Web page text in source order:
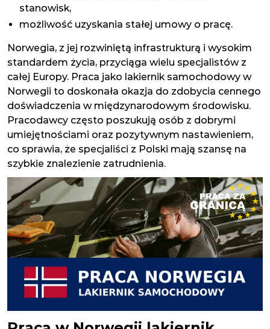
stanowisk,
możliwość uzyskania stałej umowy o pracę.
Norwegia, z jej rozwiniętą infrastrukturą i wysokim
standardem życia, przyciąga wielu specjalistów z
całej Europy. Praca jako lakiernik samochodowy w
Norwegii to doskonała okazja do zdobycia cennego
doświadczenia w międzynarodowym środowisku.
Pracodawcy często poszukują osób z dobrymi
umiejętnościami oraz pozytywnym nastawieniem,
co sprawia, że specjaliści z Polski mają szansę na
szybkie znalezienie zatrudnienia.